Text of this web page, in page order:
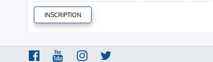
INSCRIPTION